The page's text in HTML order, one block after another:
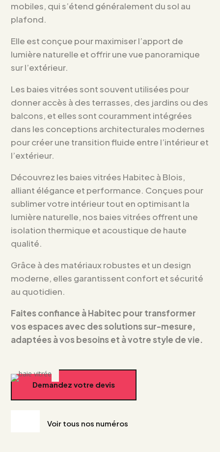
mobiles, qui s’étend généralement du sol au
plafond.
Elle est conçue pour maximiser l’apport de
lumière naturelle et offrir une vue panoramique
sur l’extérieur.
Les baies vitrées sont souvent utilisées pour
donner accès à des terrasses, des jardins ou des
balcons, et elles sont couramment intégrées
dans les conceptions architecturales modernes
pour créer une transition fluide entre l’intérieur et
l’extérieur.
Découvrez les baies vitrées Habitec à Blois,
alliant élégance et performance. Conçues pour
sublimer votre intérieur tout en optimisant la
lumière naturelle, nos baies vitrées offrent une
isolation thermique et acoustique de haute
qualité.
Grâce à des matériaux robustes et un design
moderne, elles garantissent confort et sécurité
au quotidien.
Faites confiance à Habitec pour transformer
vos espaces avec des solutions sur-mesure,
adaptées à vos besoins et à votre style de vie.
Demandez votre devis
Voir tous nos numéros